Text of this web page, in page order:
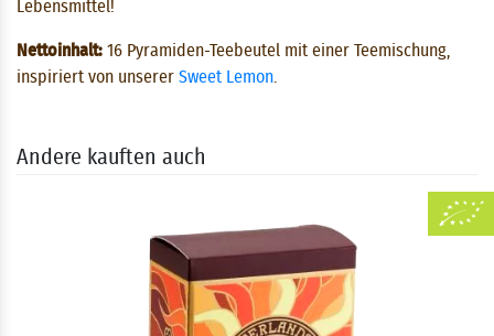
Lebensmittel!
Nettoinhalt: 16 Pyramiden-Teebeutel mit einer Teemischung,
inspiriert von unserer Sweet Lemon
Andere kauften auch